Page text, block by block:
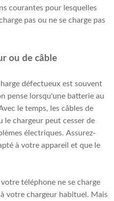
courantes pour lesquelles
pas ou ne se charge pas
ou de câble
défectueux est souvent
pense lorsqu'une batterie au
le temps, les câbles de
le chargeur peut cesser de
électriques. Assurez-
à votre appareil et que le
téléphone ne se charge
votre chargeur habituel. Mais